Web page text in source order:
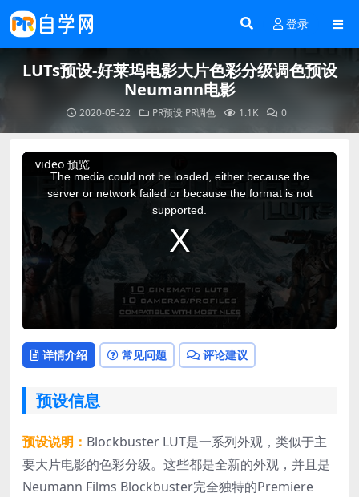
登录
LUTs预设-好莱坞电影大片色彩分级调色预设
Neumann电影
2020-05-22 PR预设 PR调色 1.1K 0
video 预览
This
The media could not be loaded, either because the
server or network failed or because the format is not
supported.
详情介绍 常见问题 评论建议
预设信息
预设说明： Blockbuster LUT是一系列外观，类似于主
要大片电影的色彩分级。这些都是全新的外观，并且是
Neumann Films Blockbuster完全独特的Premiere